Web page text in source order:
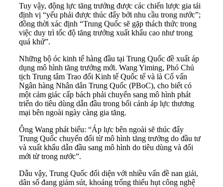
Tuy vậy, động lực tăng trưởng được các chiến lược gia tái
định vị “yếu phải được thúc đẩy bởi nhu cầu trong nước”;
đồng thời xác định “Trung Quốc sẽ gặp thách thức trong
việc duy trì tốc độ tăng trưởng xuất khẩu cao như trong
quá khứ”.
Những bộ óc kinh tế hàng đầu tại Trung Quốc đề xuất áp
dụng mô hình tăng trưởng mới. Wang Yiming, Phó Chủ
tịch Trung tâm Trao đổi Kinh tế Quốc tế và là Cố vấn
Ngân hàng Nhân dân Trung Quốc (PBoC), cho biết có
một cảm giác cấp bách phải chuyển sang mô hình phát
triển do tiêu dùng dẫn đầu trong bối cảnh áp lực thương
mại bên ngoài ngày càng gia tăng.
Ông Wang phát biểu: “Áp lực bên ngoài sẽ thúc đẩy
Trung Quốc chuyển đổi từ mô hình tăng trưởng do đầu tư
và xuất khẩu dẫn đầu sang mô hình do tiêu dùng và đổi
mới từ trong nước”.
Dẫu vậy, Trung Quốc đối diện với nhiều vấn đề nan giải,
dân số đang giảm sút, khoảng trống thiếu hụt công nghệ